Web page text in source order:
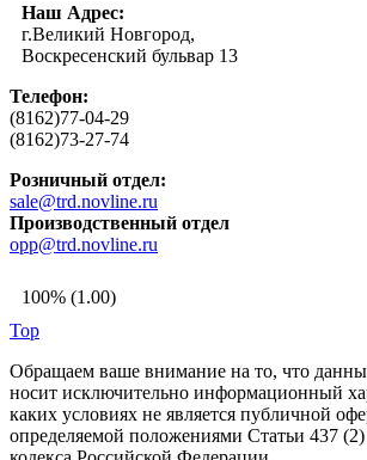
Наш Адрес:
г.Великий Новгород,
Воскресенский бульвар 13
Телефон:
(8162)77-04-29
(8162)73-27-74
Розничный отдел:
sale@trd.novline.ru
Производственный отдел
opp@trd.novline.ru
100% (1.00)
Top
Обращаем ваше внимание на то, что
носит исключительно информационный
каких условиях не является публичной
определяемой положениями Статьи 437